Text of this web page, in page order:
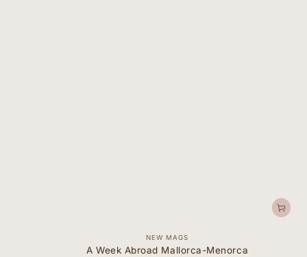
Forhandler:
NEW MAGS
A Week Abroad Mallorca-Menorca